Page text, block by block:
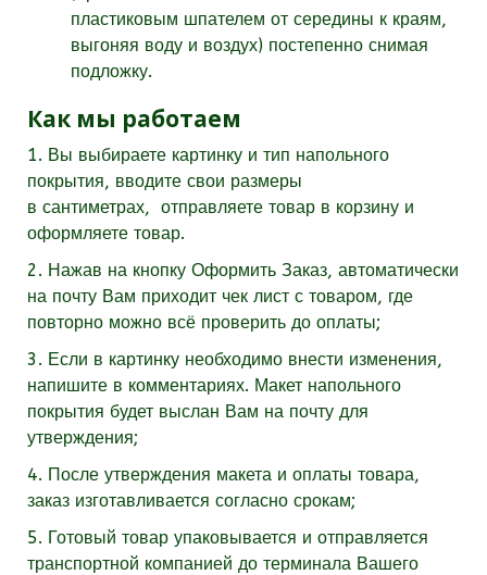
пластиковым шпателем от середины к краям,
выгоняя воду и воздух) постепенно снимая
подложку.
Как мы работаем
1. Вы выбираете картинку и тип напольного
покрытия, вводите свои размеры
в сантиметрах,
отправляете товар в корзину и
оформляете товар.
2. Нажав на кнопку Оформить Заказ, автоматически
на почту Вам приходит чек лист с товаром, где
повторно можно всё проверить до оплаты;
3. Если в картинку необходимо внести изменения,
напишите в комментариях. Макет напольного
покрытия будет выслан Вам на почту для
утверждения;
4. После утверждения макета и оплаты товара,
заказ изготавливается согласно срокам;
5. Готовый товар упаковывается и отправляется
транспортной компанией до терминала Вашего